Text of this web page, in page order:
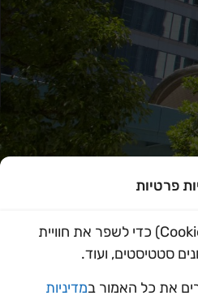
פרטיות
אנו משתמשים בעוגיות (Cookies) כדי לשפר את חוויית
סטטיסטים, ועוד.
את כל האמור במדיניות